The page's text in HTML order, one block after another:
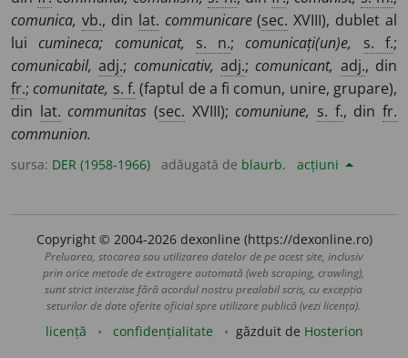
comunica, vb., din lat. communicare(sec. XVIII), dublet al
luicumineca; comunicat, s. n.;comunicați(un)e, s. f.;
comunicabil, adj.; comunicativ, adj.;comunicant, adj., din
fr.;comunitate, s. f. (faptul de a fi comun, unire, grupare),
din lat. communitas (sec. XVIII);comuniune, s. f., dinfr.
communion.
sursa: DER (1958-1966) adăugată de blaurb. acțiuni
Copyright © 2004-2026 dexonline (https://dexonline.ro)
Preluarea, stocarea sau utilizarea datelor de pe acest site, inclusiv
prin orice metode de extragere automată (web scraping, crawling),
sunt strict interzise fără acordul nostru prealabil scris, cu excepția
seturilor de date oferite oficial spre utilizare publică (vezi licența).
licență confidențialitate găzduit de Hosterion